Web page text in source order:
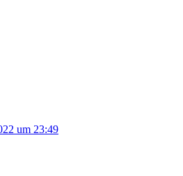
um 23:49